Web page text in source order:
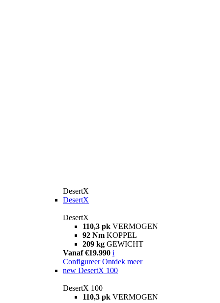
DesertX
DesertX
DesertX
110,3 pk VERMOGEN
92 Nm KOPPEL
209 kg GEWICHT
Vanaf €19.990 i
Configureer Ontdek meer
new DesertX 100
DesertX 100
110,3 pk VERMOGEN